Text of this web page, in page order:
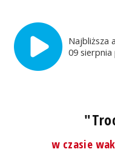
Najbliższa
09
w czasie